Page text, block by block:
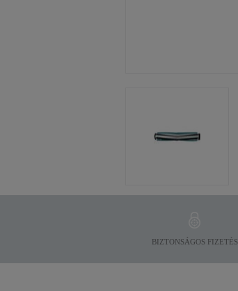
BIZTONSÁGOS FIZETÉS